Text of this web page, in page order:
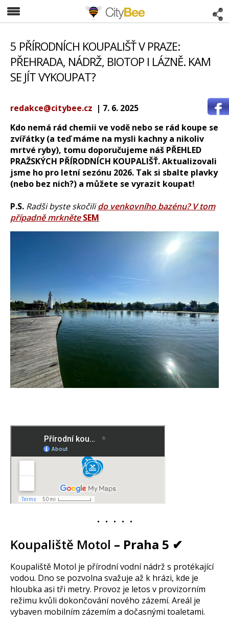
CityBee
5 PŘÍRODNÍCH KOUPALIŠŤ V PRAZE:
PŘEHRADA, NÁDRŽ, BIOTOP I LÁZNĚ. KAM
SE JÍT VYKOUPAT?
redakce@citybee.cz | 7. 6. 2025
Kdo nemá rád chemii ve vodě nebo se rád koupe se
zvířátky (a teď máme na mysli kachny a nikoliv
mrtvé ryby), tomu doporučujeme náš PŘEHLED
PRAŽSKÝCH PŘÍRODNÍCH KOUPALIŠŤ. Aktualizovali
jsme ho pro letní sezónu 2026. Tak si sbalte plavky
(nebo bez nich?) a můžete se vyrazit koupat!
P.S. Radši byste skočilido venkovního bazénu? V tom
případně mrkněteSEM
・・・・・
Koupaliště Motol – Praha 5 ✔
Koupaliště Motol je přírodní vodní nádrž s protékající
vodou. Dno se pozvolna svažuje až k hrázi, kde je
hloubka asi tři metry. Provoz je letos v provizorním
režimu kvůli dokončování nového zázemí. Areál je
vybaven mobilním zázemím a dočasnými toaletami.